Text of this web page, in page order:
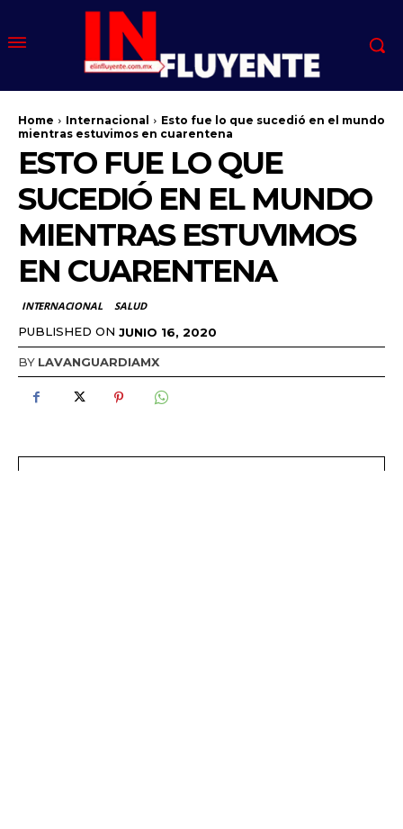
Home Internacional
Esto fue lo que sucedió en el mundo
mientras estuvimos en cuarentena
ESTO FUE LO QUE
SUCEDIÓ EN EL MUNDO
MIENTRAS ESTUVIMOS
EN CUARENTENA
INTERNACIONAL SALUD
PUBLISHED ON JUNIO 16, 2020
BY LAVANGUARDIAMX